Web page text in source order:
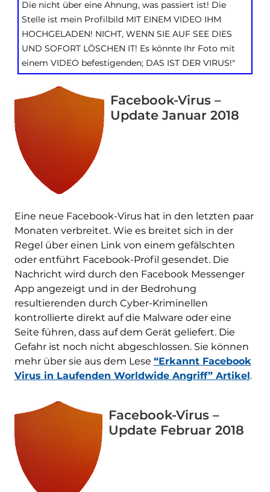
Die nicht über eine Ahnung, was passiert ist! Die
Stelle ist mein Profilbild MIT EINEM VIDEO IHM
HOCHGELADEN! NICHT, WENN SIE AUF SEE DIES
UND SOFORT LÖSCHEN IT! Es könnte Ihr Foto mit
einem VIDEO befestigenden; DAS IST DER VIRUS!"
Facebook-Virus –
Update Januar 2018
Eine neue Facebook-Virus hat in den letzten paar
Monaten verbreitet. Wie es breitet sich in der
Regel über einen Link von einem gefälschten
oder entführt Facebook-Profil gesendet. Die
Nachricht wird durch den Facebook Messenger
App angezeigt und in der Bedrohung
resultierenden durch Cyber-Kriminellen
kontrollierte direkt auf die Malware oder eine
Seite führen, dass auf dem Gerät geliefert. Die
Gefahr ist noch nicht abgeschlossen. Sie können
mehr über sie aus dem Lese “Erkannt Facebook
Virus in Laufenden Worldwide Angriff” Artikel.
Facebook-Virus –
Update Februar 2018